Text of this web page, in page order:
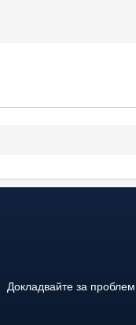
Докладвайте за проблем